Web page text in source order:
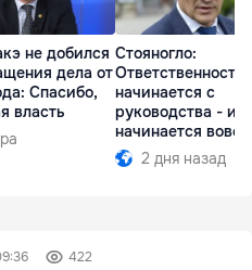
не добился
дела от
Спасибо,
власть
Стояногло:
Ответственность
начинается с
руководства -
начинается вовсе
2 дня назад
422